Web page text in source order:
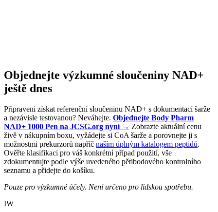
Objednejte výzkumné sloučeniny NAD+
ještě dnes
Připraveni získat referenční sloučeninu NAD+ s dokumentací šarže
a nezávisle testovanou? Neváhejte. Objednejte Body Pharm
NAD+ 1000 Pen na JCSG.org nyní → Zobrazte aktuální cenu
živě v nákupním boxu, vyžádejte si CoA šarže a porovnejte ji s
možnostmi prekurzorů napříč naším úplným katalogem peptidů.
Ověřte klasifikaci pro váš konkrétní případ použití, vše
zdokumentujte podle výše uvedeného pětibodového kontrolního
seznamu a přidejte do košíku.
Pouze pro výzkumné účely. Není určeno pro lidskou spotřebu.
IW